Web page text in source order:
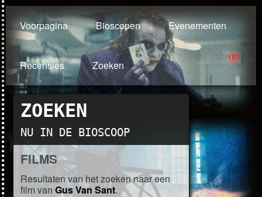
Voorpagina Bioscopen Evenementen
Recensies Zoeken
ZOEKEN
NU IN DE BIOSCOOP
FILMS
Resultaten van het zoeken naar een
film van Gus Van Sant.